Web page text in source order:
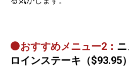
⚫おすすめメニュー2：
ロインステーキ（$93.95）